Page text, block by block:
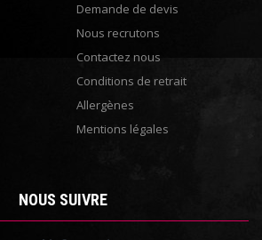
Demande de devis
Nous recrutons
Contactez nous
Conditions de retrait
Allergènes
Mentions légales
NOUS SUIVRE